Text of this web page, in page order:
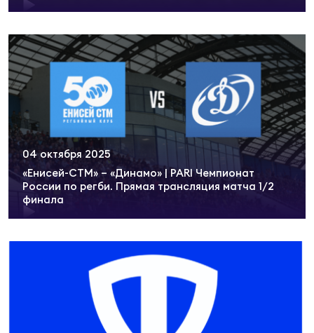
«Енисей-СТМ» – «Динамо» | PARI Чемпионат
России по регби. Прямая трансляция матча 1/2
финала
04 октября 2025